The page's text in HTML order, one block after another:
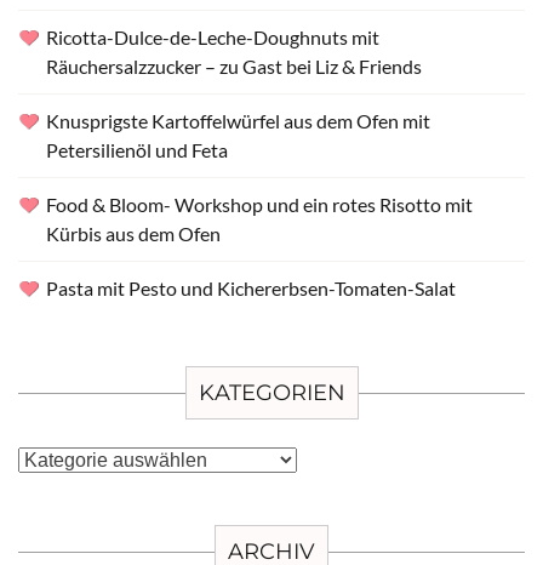
Ricotta-Dulce-de-Leche-Doughnuts mit
Räuchersalzzucker – zu Gast bei Liz & Friends
Knusprigste Kartoffelwürfel aus dem Ofen mit
Petersilienöl und Feta
Food & Bloom- Workshop und ein rotes Risotto mit
Kürbis aus dem Ofen
Pasta mit Pesto und Kichererbsen-Tomaten-Salat
KATEGORIEN
Kategorien
ARCHIV